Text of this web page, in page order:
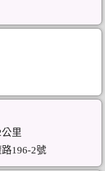
公里
196-2號